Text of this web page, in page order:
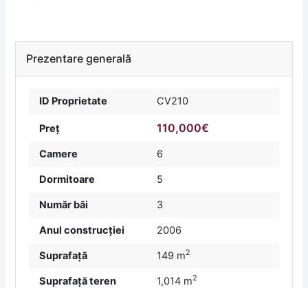
Prezentare generală
ID Proprietate CV210
Preț 110,000€
Camere 6
Dormitoare 5
Număr băi 3
Anul construcției 2006
Suprafață 149 m2
Suprafață teren 1,014 m2